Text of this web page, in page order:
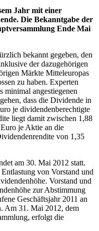
Jahr mit einer
Die Bekanntgabe der
Ende Mai
bekannt gegeben, den
der dazugehörigen
Märkte Mitteleuropas
zu haben. Experten
minimal angestiegenen
dass die Dividende in
je dividendenberechtigte
liegt damit zwischen 1,88
je Aktie an die
von 1,35
am 30. Mai 2012 statt.
von Vorstand und
Vorstand und
zur Abstimmung
Geschäftsjahr 2011 an
Am 31. Mai 2012, dem
erfolgt die